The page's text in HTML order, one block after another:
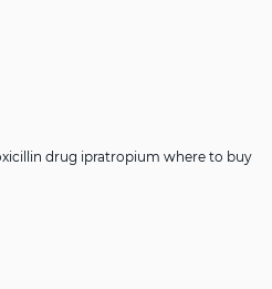
drug ipratropium where to buy